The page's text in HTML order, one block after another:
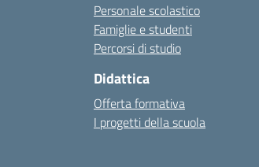
Personale scolastico
Famiglie e studenti
Percorsi di studio
Didattica
Offerta formativa
I progetti della scuola